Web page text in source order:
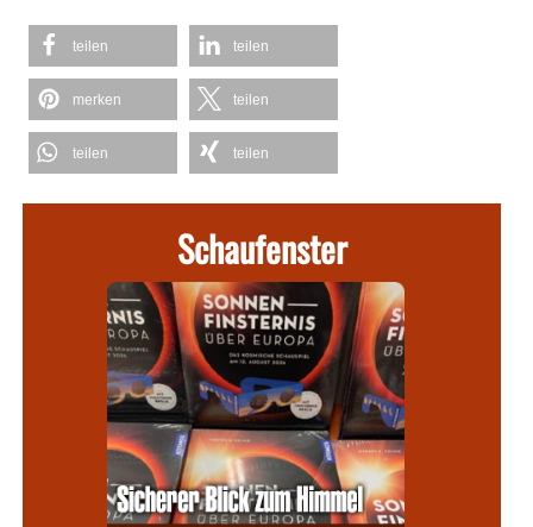
teilen teilen
merken teilen
teilen teilen
Schaufenster